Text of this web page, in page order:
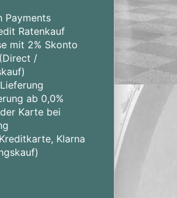
Payments
Ratenkauf
mit 2% Skonto
/
ab 0,0%
Karte bei
Klarna